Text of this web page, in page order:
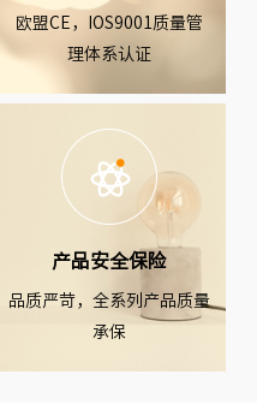
欧盟CE，IOS9001质量管
理体系认证
产品安全保险
品质严苛，全系列产品质量
承保